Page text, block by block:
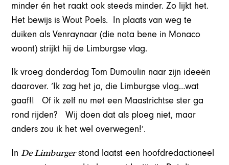
minder én het raakt ook steeds minder. Zo lijkt het.
Het bewijs is Wout Poels. In plaats van weg te
duiken als Venraynaar (die nota bene in Monaco
woont) strijkt hij de Limburgse vlag.
Ik vroeg donderdag Tom Dumoulin naar zijn ideeën
daarover. ‘Ik zag het ja, die Limburgse vlag…wat
gaaf!! Of ik zelf nu met een Maastrichtse ster ga
rond rijden? Wij doen dat als ploeg niet, maar
anders zou ik het wel overwegen!’.
InDe Limburgerstond laatst een hoofdredactioneel